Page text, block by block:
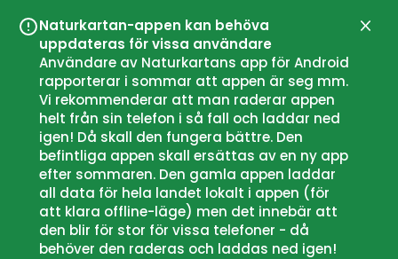
Naturkartan-appen kan behöva
uppdateras för vissa användare
Användare av Naturkartans app för Android
rapporterar i sommar att appen är seg mm.
Vi rekommenderar att man raderar appen
helt från sin telefon i så fall och laddar ned
igen! Då skall den fungera bättre. Den
befintliga appen skall ersättas av en ny app
efter sommaren. Den gamla appen laddar
all data för hela landet lokalt i appen (för
att klara offline-läge) men det innebär att
den blir för stor för vissa telefoner - då
behöver den raderas och laddas ned igen!